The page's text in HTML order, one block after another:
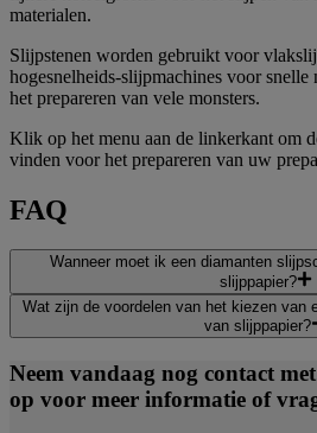
materialen.
Slijpstenen worden gebruikt voor
hogesnelheids-slijpmachines voor
het prepareren van vele monsters.
Klik op het menu aan de linkerkant om
vinden voor het prepareren van uw
FAQ
Wanneer moet ik een diamanten
slijppapier?
Wat zijn de voordelen van het kiezen van
van slijppapier?
Neem vandaag nog contact
op voor meer informatie of